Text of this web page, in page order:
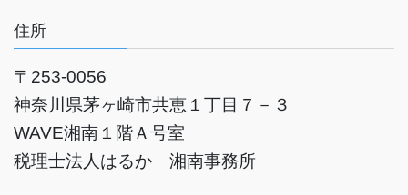
住所
〒253-0056
神奈川県茅ヶ崎市共恵１丁目７－３
WAVE湘南１ 階Ａ号室
税理士法人はるか 湘南事務所